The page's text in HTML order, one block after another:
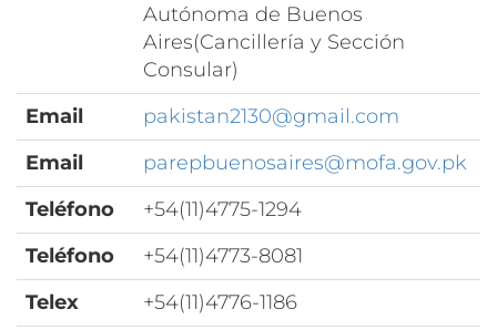
Autónoma de Buenos
Aires(Cancillería y Sección
Consular)
Email
pakistan2130@gmail.com
Email
parepbuenosaires@mofa.gov.pk
Teléfono
+54(11)4775-1294
Teléfono
+54(11)4773-8081
Telex
+54(11)4776-1186